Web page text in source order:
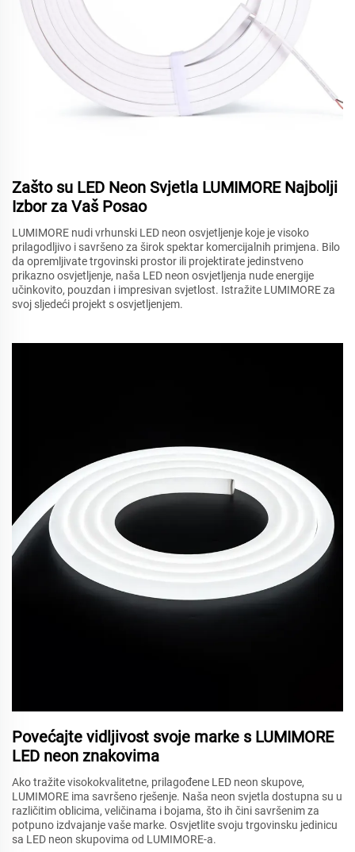
Zašto su LED Neon Svjetla LUMIMORE Najbolji
Izbor za Vaš Posao
LUMIMORE nudi vrhunski LED neon osvjetljenje koje je visoko
prilagodljivo i savršeno za širok spektar komercijalnih primjena. Bilo
da opremljivate trgovinski prostor ili projektirate jedinstveno
prikazno osvjetljenje, naša LED neon osvjetljenja nude energije
učinkovito, pouzdan i impresivan svjetlost. Istražite LUMIMORE za
svoj sljedeći projekt s osvjetljenjem.
Povećajte vidljivost svoje marke s LUMIMORE
LED neon znakovima
Ako tražite visokokvalitetne, prilagođene LED neon skupove,
LUMIMORE ima savršeno rješenje. Naša neon svjetla dostupna su u
različitim oblicima, veličinama i bojama, što ih čini savršenim za
potpuno izdvajanje vaše marke. Osvjetlite svoju trgovinsku jedinicu
sa LED neon skupovima od LUMIMORE-a.